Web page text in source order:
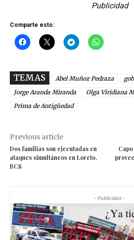
Publicidad
Comparte esto:
TEMAS Abel Muñoz Pedraza
Jorge Aranda Miranda
Olga Viridiana
Prima de Antigüedad
Previous article
Dos familias son ejecutadas en
ataques simultáneos en Loreto,
BCS
- Publicidad -